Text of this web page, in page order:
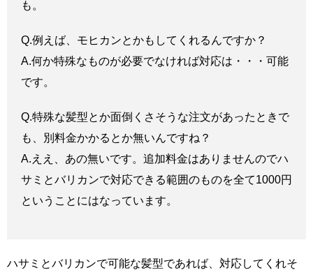
も。
Q.例えば、モヒカンとかもしてくれるんですか？
A.何か特殊なものが必要でなければ対応は・・・可能
です。
Q.特殊な髪型とか面倒くさそうな注文があったときで
も、別料金かかるとか無いんですね？
A.ええ、あの無いです。追加料金はありませんのでハ
サミとバリカンで対応できる範囲のものを全て1000円
ということにはなっています。
ハサミとバリカンで可能な髪型であれば、対応してくれそ